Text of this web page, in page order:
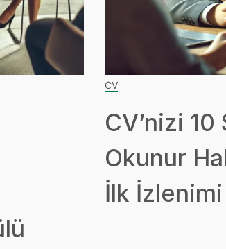
CV
CV’nizi
Okunur
İlk